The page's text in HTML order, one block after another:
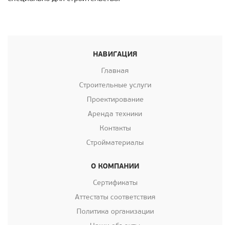
НАВИГАЦИЯ
Главная
Строительные услуги
Проектирование
Аренда техники
Контакты
Стройматериалы
О КОМПАНИИ
Сертификаты
Аттестаты соответствия
Политика организации